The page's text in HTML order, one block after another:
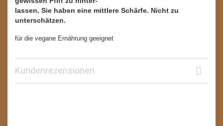
lassen. Sie haben eine mittlere Schärfe. Nicht zu
unterschätzen.
für die vegane Ernährung geeignet
Kundenrezensionen